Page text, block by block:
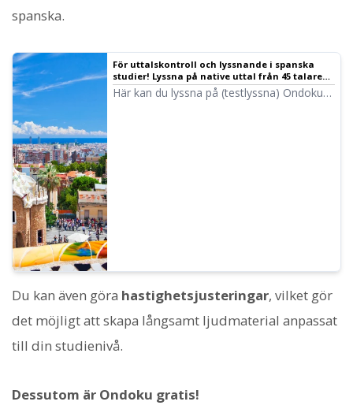
spanska.
För uttalskontroll och lyssnande i spanska
studier! Lyssna på native uttal från 45 talare
(testlyssning) kvinnliga, manliga och
barnröster | Text-till-tal programvara Ondoku
Här kan du lyssna på (testlyssna) Ondokus
Du kan även göra hastighetsjusteringar, vilket gör
det möjligt att skapa långsamt ljudmaterial anpassat
till din studienivå.
Dessutom är Ondoku gratis!